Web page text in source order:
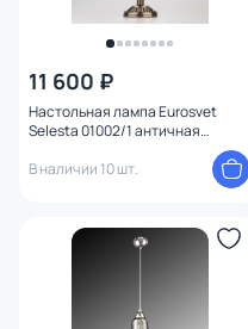
11 600 ₽
Настольная лампа Eurosvet
Selesta 01002/1 античная
В наличии 10 шт.